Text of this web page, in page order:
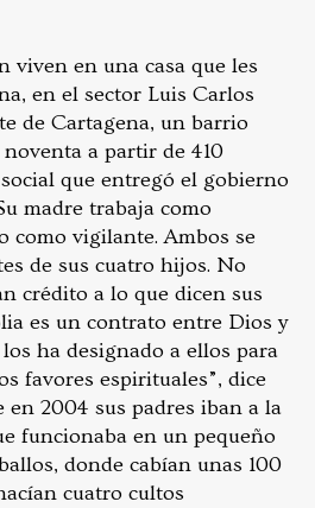
viven en una casa que les
en el sector Luis Carlos
de Cartagena, un barrio
a partir de 410
que entregó el gobierno
madre trabaja como
como vigilante. Ambos se
de sus cuatro hijos. No
crédito a lo que dicen sus
es un contrato entre Dios y
ha designado a ellos para
favores espirituales”, dice
en 2004 sus padres iban a la
funcionaba en un pequeño
donde cabían unas 100
cuatro cultos